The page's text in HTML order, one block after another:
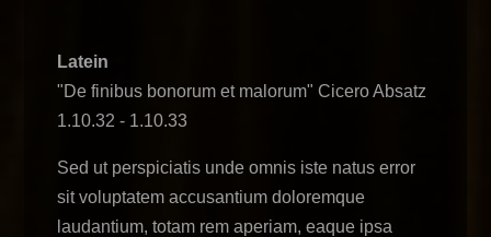
Latein
"De finibus bonorum et malorum" Cicero Absatz
1.10.32 - 1.10.33
Sed ut perspiciatis unde omnis iste natus error
sit voluptatem accusantium doloremque
laudantium, totam rem aperiam, eaque ipsa